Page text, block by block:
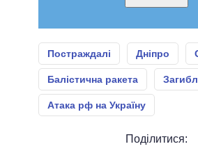
Постраждалі Дніпро
Балістична ракета
Атака рф на Україну
Поділитися: